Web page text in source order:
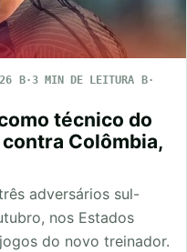
3 MIN DE LEITURA
técnico do
Colômbia,
adversários sul-
nos Estados
do novo treinador.